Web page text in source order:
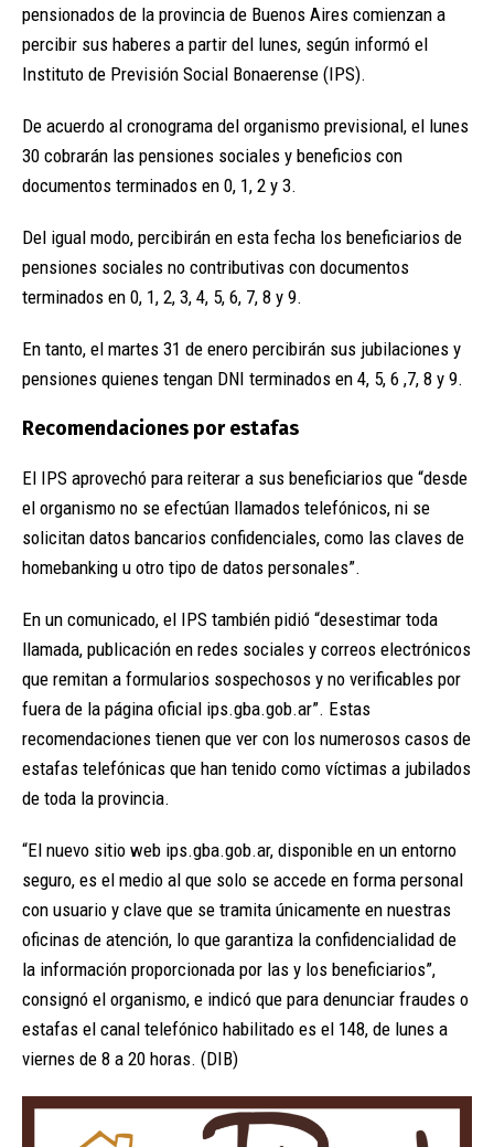
pensionados de la provincia de Buenos Aires comienzan a
percibir sus haberes a partir del lunes, según informó el
Instituto de Previsión Social Bonaerense (IPS).
De acuerdo al cronograma del organismo previsional, el lunes
30 cobrarán las pensiones sociales y beneficios con
documentos terminados en 0, 1, 2 y 3.
Del igual modo, percibirán en esta fecha los beneficiarios de
pensiones sociales no contributivas con documentos
terminados en 0, 1, 2, 3, 4, 5, 6, 7, 8 y 9.
En tanto, el martes 31 de enero percibirán sus jubilaciones y
pensiones quienes tengan DNI terminados en 4, 5, 6 ,7, 8 y 9.
Recomendaciones por estafas
El IPS aprovechó para reiterar a sus beneficiarios que “desde
el organismo no se efectúan llamados telefónicos, ni se
solicitan datos bancarios confidenciales, como las claves de
homebanking u otro tipo de datos personales”.
En un comunicado, el IPS también pidió “desestimar toda
llamada, publicación en redes sociales y correos electrónicos
que remitan a formularios sospechosos y no verificables por
fuera de la página oficial ips.gba.gob.ar”. Estas
recomendaciones tienen que ver con los numerosos casos de
estafas telefónicas que han tenido como víctimas a jubilados
de toda la provincia.
“El nuevo sitio web ips.gba.gob.ar, disponible en un entorno
seguro, es el medio al que solo se accede en forma personal
con usuario y clave que se tramita únicamente en nuestras
oficinas de atención, lo que garantiza la confidencialidad de
la información proporcionada por las y los beneficiarios”,
consignó el organismo, e indicó que para denunciar fraudes o
estafas el canal telefónico habilitado es el 148, de lunes a
viernes de 8 a 20 horas. (DIB)